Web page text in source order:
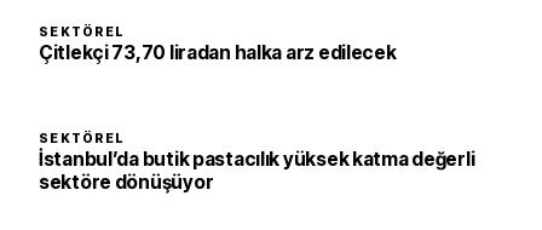
SEKTÖREL
Çitlekçi 73,70 liradan halka arz edilecek
SEKTÖREL
İstanbul’da butik pastacılık yüksek katma değerli
sektöre dönüşüyor